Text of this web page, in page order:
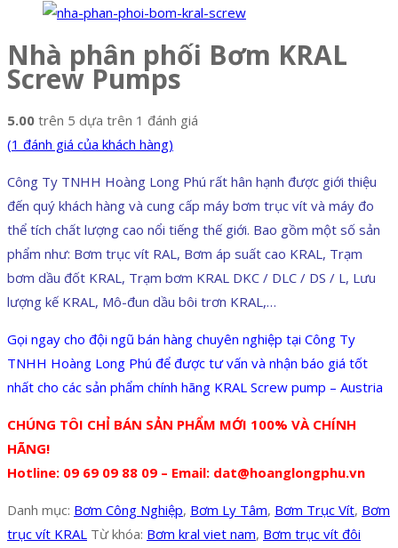
Nhà phân phối Bơm KRAL
Screw Pumps
5.00 trên 5 dựa trên 1 đánh giá
(1 đánh giá của khách hàng)
Công Ty TNHH Hoàng Long Phú rất hân hạnh được giới thiệu
đến quý khách hàng và cung cấp máy bơm trục vít và máy đo
thể tích chất lượng cao nổi tiếng thế giới. Bao gồm một số sản
phẩm như: Bơm trục vít RAL, Bơm áp suất cao KRAL, Trạm
bơm dầu đốt KRAL, Trạm bơm KRAL DKC / DLC / DS / L, Lưu
lượng kế KRAL, Mô-đun dầu bôi trơn KRAL,…
Gọi ngay cho đội ngũ bán hàng chuyên nghiệp tại Công Ty
TNHH Hoàng Long Phú để được tư vấn và nhận báo giá tốt
nhất cho các sản phẩm chính hãng KRAL Screw pump – Austria
CHÚNG TÔI CHỈ BÁN SẢN PHẨM MỚI 100% VÀ CHÍNH
HÃNG!
Hotline: 09 69 09 88 09 – Email: dat@hoanglongphu.vn
Danh mục: Bơm Công Nghiệp, Bơm Ly Tâm, Bơm Trục Vít, Bơm
trục vít KRAL Từ khóa: Bơm kral viet nam, Bơm trục vít đôi